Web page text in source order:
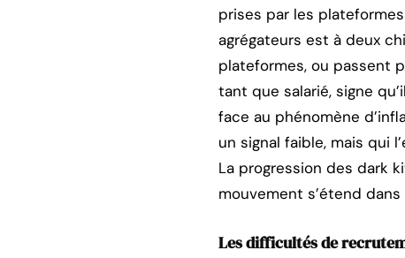
prises par les
agrégateurs est à deux
plateformes, ou passent
tant que salarié, signe
face au phénomène
un signal faible, mais qui
La progression des dark
mouvement s’étend
Les difficultés de